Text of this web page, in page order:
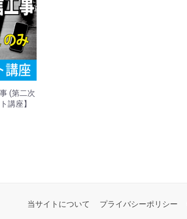
(第二次
講座】
当サイトについて プライバシーポリシー